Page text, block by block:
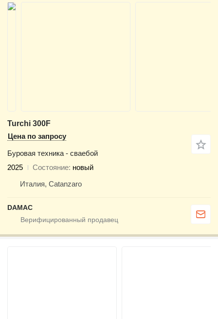
Turchi 300F
Цена по запросу
Буровая техника - сваебой
2025
Состояние новый
Италия, Catanzaro
DAMAC